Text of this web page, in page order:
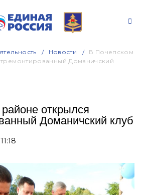
Новости
В Почепском
Доманичский
открылся
Доманичский клуб
11:18